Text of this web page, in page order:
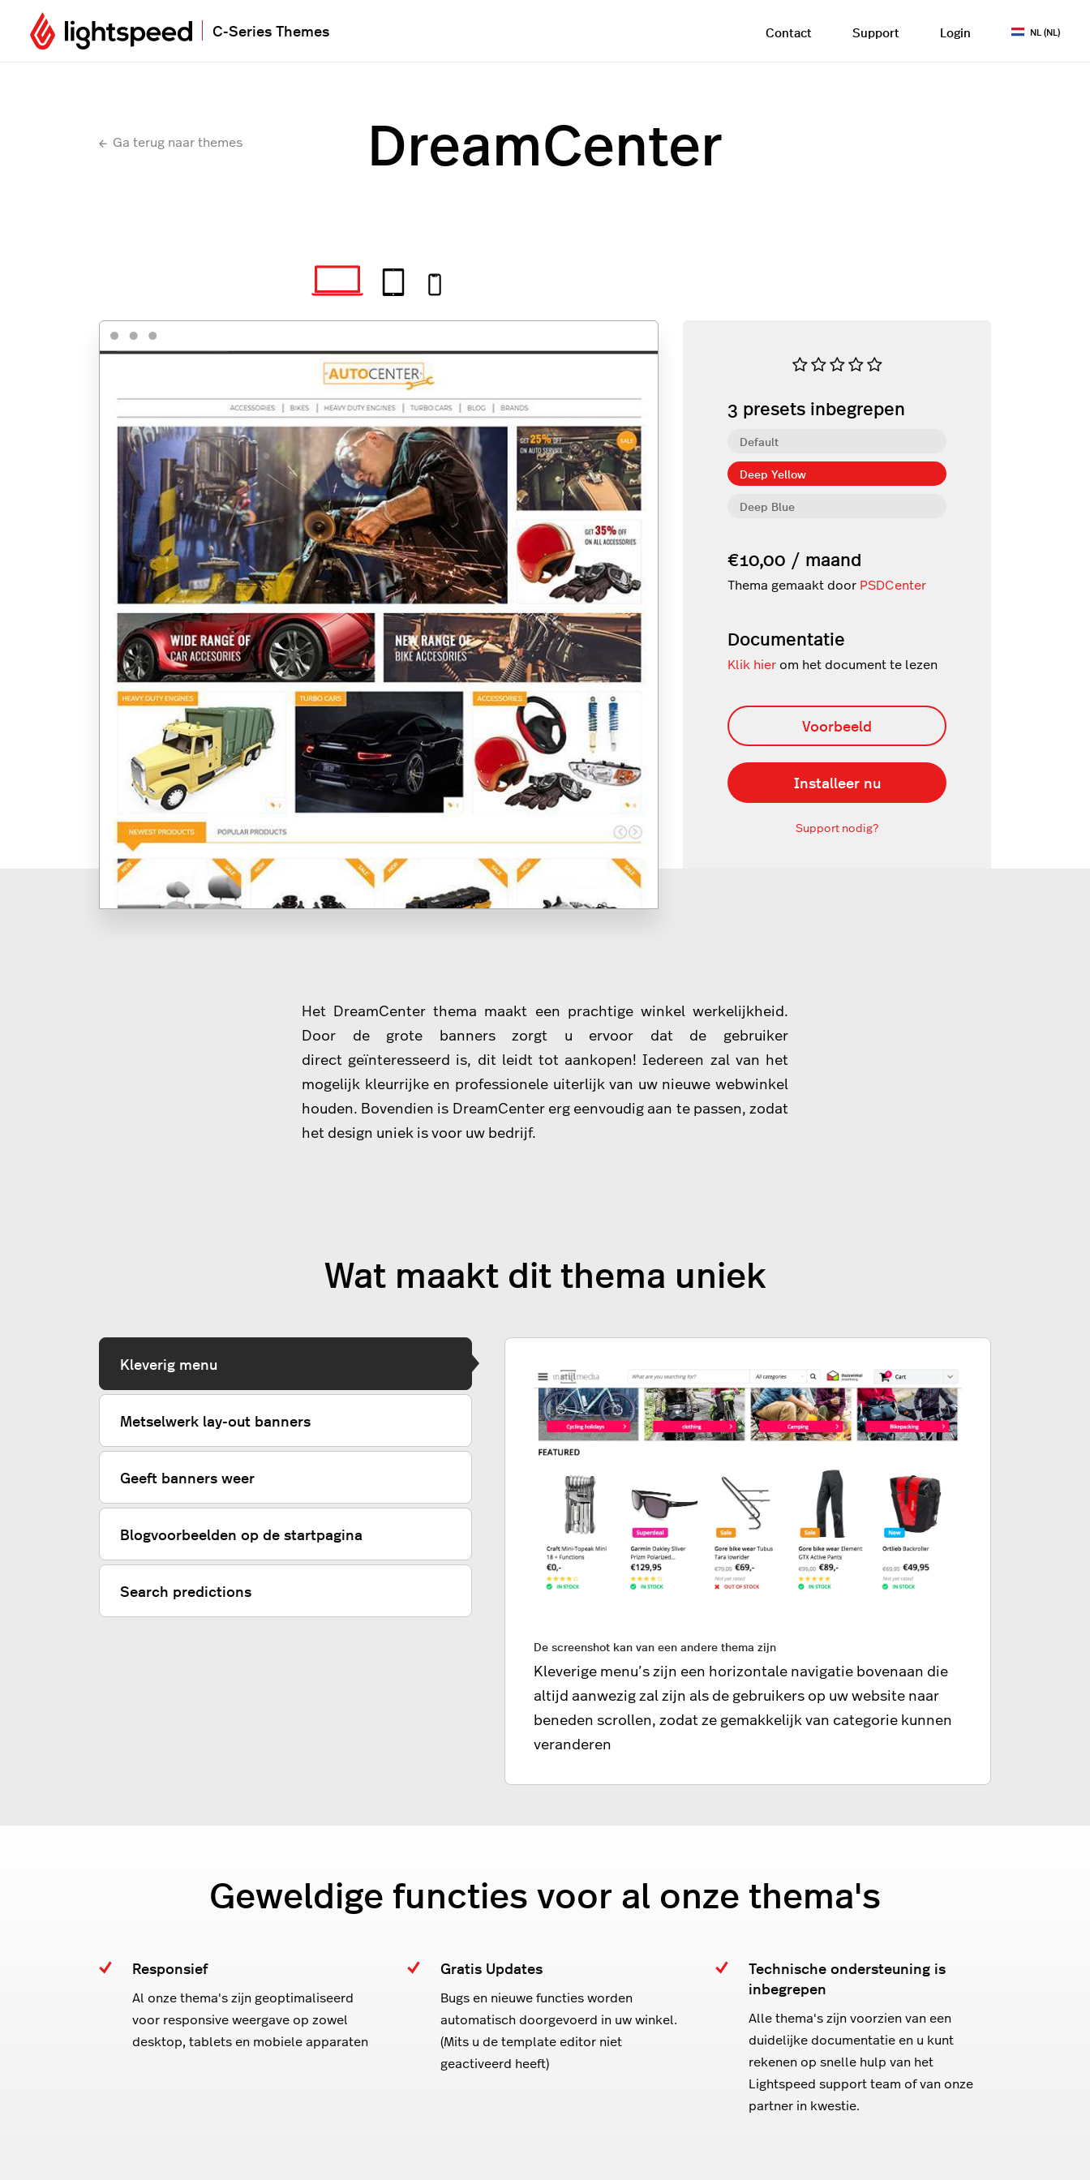
C-Series Themes Contact Support Login NL (NL)
Ga terug naar themes DreamCenter
3 presets inbegrepen
Default
Deep Yellow
Deep Blue
€10,00 / maand
Thema gemaakt door PSDCenter
Documentatie
Klik hier om het document te lezen
Voorbeeld
Installeer nu
Support nodig?
Het DreamCenter thema maakt een prachtige winkel werkelijkheid.
Door de grote banners zorgt u ervoor dat de gebruiker
direct geïnteresseerd is, dit leidt tot aankopen! Iedereen zal van het
mogelijk kleurrijke en professionele uiterlijk van uw nieuwe webwinkel
houden. Bovendien is DreamCenter erg eenvoudig aan te passen, zodat
het design uniek is voor uw bedrijf.
Wat maakt dit thema uniek
Kleverig menu
Metselwerk lay-out banners
Geeft banners weer
Blogvoorbeelden op de startpagina
Search predictions
De screenshot kan van een andere thema zijn
Kleverige menu’s zijn een horizontale navigatie bovenaan die
altijd aanwezig zal zijn als de gebruikers op uw website naar
beneden scrollen, zodat ze gemakkelijk van categorie kunnen
veranderen
Geweldige functies voor al onze thema's
Responsief
Al onze thema's zijn geoptimaliseerd
voor responsive weergave op zowel
desktop, tablets en mobiele apparaten
Gratis Updates
Bugs en nieuwe functies worden
automatisch doorgevoerd in uw winkel.
(Mits u de template editor niet
geactiveerd heeft)
Technische ondersteuning is
inbegrepen
Alle thema's zijn voorzien van een
duidelijke documentatie en u kunt
rekenen op snelle hulp van het
Lightspeed support team of van onze
partner in kwestie.